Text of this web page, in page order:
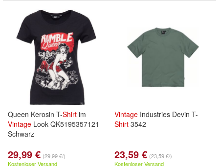
Queen Kerosin T-Shirt im
Vintage Look QK5195357121
Schwarz
29,99 € (29,99 €/)
Kostenloser Versand
Vintage Industries Devin T-
Shirt 3542
23,59 € (23,59 €/)
Kostenloser Versand